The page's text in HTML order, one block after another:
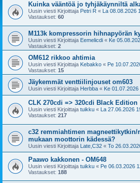
Kuinka vääntöä jo tyhjäkäynniltä
Uusin viesti Kirjoittaja Petri R «
La 08.08.2026
Vastaukset: 60
M113k kompressorin hihnapyörän
Uusin viesti Kirjoittaja Eemelicdi « Ke
Vastaukset: 2
OM612 rikkoo ahtimia
Uusin viesti Kirjoittaja Kebakko « Pe
Vastaukset: 15
Jäykemmät venttiilinjouset om603
Uusin viesti Kirjoittaja Herbba « Ke 01.07.2026
CLK 270cdi => 320cdi Black Edition
Uusin viesti Kirjoittaja tuikku « La 27.06.2026
Vastaukset: 217
c32 remmiahtimen
mukaan moottorin kädessä?
Uusin viesti Kirjoittaja Late,C32 « To
Paawo kakkonen - OM648
Uusin viesti Kirjoittaja tuikku « Pe 06.03.2026
Vastaukset: 188